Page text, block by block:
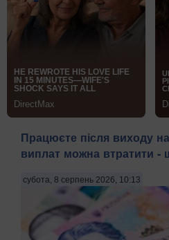
Працюєте після виходу
виплат можна втратити -
субота, 8 серпень 2026, 10:13